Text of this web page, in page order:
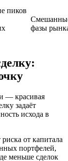
пиков
фазы
— красивая
задаёт
исхода в
от капитала
портфелей,
меньше сделок